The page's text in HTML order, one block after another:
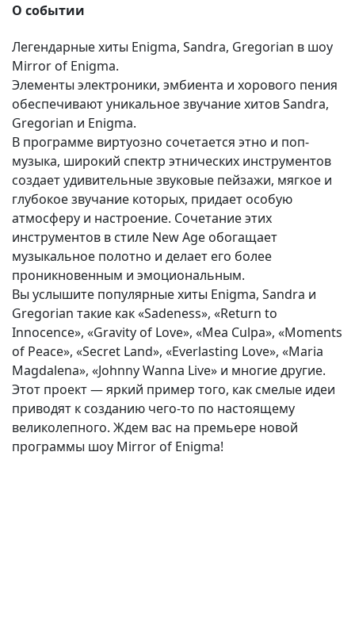
О событии
Легендарные хиты Enigma, Sandra, Gregorian в шоу
Mirror of Enigma.
Элементы электроники, эмбиента и хорового пения
обеспечивают уникальное звучание хитов Sandra,
Gregorian и Enigma.
В программе виртуозно сочетается этно и поп-
музыка, широкий спектр этнических инструментов
создает удивительные звуковые пейзажи, мягкое и
глубокое звучание которых, придает особую
атмосферу и настроение. Сочетание этих
инструментов в стиле New Age обогащает
музыкальное полотно и делает его более
проникновенным и эмоциональным.
Вы услышите популярные хиты Enigma, Sandra и
Gregorian такие как «Sadeness», «Return to
Innocence», «Gravity of Love», «Mea Culpa», «Moments
of Peace», «Secret Land», «Everlasting Love», «Maria
Magdalena», «Johnny Wanna Live» и многие другие.
Этот проект — яркий пример того, как смелые идеи
приводят к созданию чего-то по настоящему
великолепного. Ждем вас на премьере новой
программы шоу Mirror of Enigma!